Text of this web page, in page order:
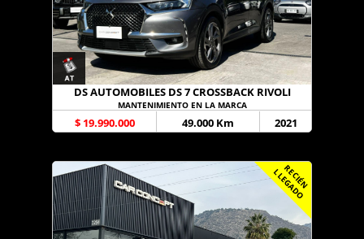
DS AUTOMOBILES DS 7 CROSSBACK RIVOLI
MANTENIMIENTO EN LA MARCA
$ 19.990.000 49.000 Km 2021
R
E
C
I
É
N
L
L
E
G
A
D
O